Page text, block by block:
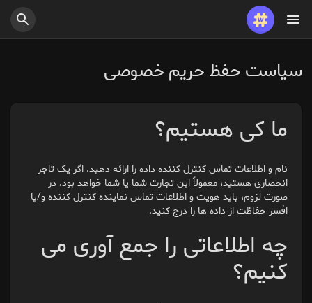
سیاست حفظ حریم خصوصی
ما کی هستیم؟
نام و اطلاعات تماس کنترل کننده داده را ارائه دهید. اگر یک تاجر
انحصاری هستید، معمولاً این تجارت شما یا شما خواهد بود. در
صورت لزوم، باید هویت و اطلاعات تماس نماینده کنترل کننده و/یا
افسر حفاظت از داده ها را درج کنید.
چه اطلاعاتی را جمع آوری می
کنیم؟